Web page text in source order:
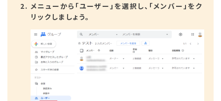
メニューから「ユーザー」を選択し、「メンバー」をク
リックしましょう。